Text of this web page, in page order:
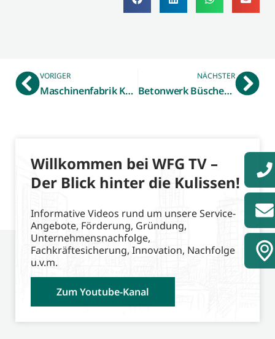
VORIGER
Maschinenfabrik Kemper GmbH & Co. KG aus Stadtlohn
NÄCHSTER
Betonwerk Büscher aus Heek
Willkommen bei WFG TV –
Der Blick hinter die Kulissen!
Informative Videos rund um unsere Service-
Angebote, Förderung, Gründung,
Unternehmensnachfolge,
Fachkräftesicherung, Innovation, Nachfolge
u.v.m.
Zum Youtube-Kanal